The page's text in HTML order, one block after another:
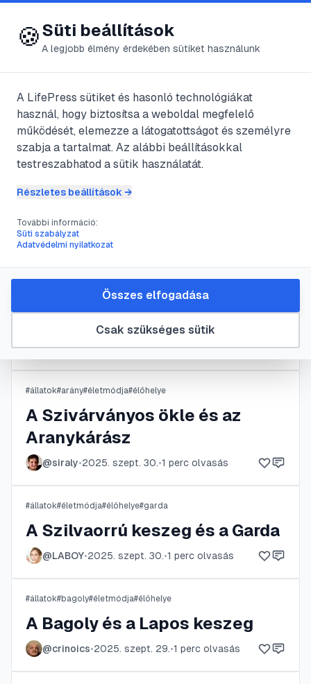
😍 LifePress
🏷️#állatok
282cikk található ezzel a címkével
Az Amur és a Fehér busa
#élőhelye# ezüst
Az Ezüstkárász és a Ponty
@Wegiita•2025. okt. 1.•1perc olvasás
#állatok#arány#életmódja#élőhelye
A Szivárványos ökle és az
Aranykárász
@siraly•2025. szept. 30.•1 perc olvasás
#állatok#életmódja#élőhelye#garda
A Szilvaorrú keszeg és a Garda
@LABOY•2025. szept. 30.•1 perc olvasás
#állatok#bagoly#életmódja#élőhelye
A Bagoly és a Lapos keszeg
@crinoics•2025. szept. 29.•1 perc olvasás
🍪Süti beállítások
A legjobb élmény érdekében sütiket használunk
A LifePress sütiket és hasonló technológiákat
használ, hogy biztosítsa a weboldal megfelelő
működését, elemezze a látogatottságot és személyre
szabja a tartalmat. Az alábbi beállításokkal
testreszabhatod a sütik használatát.
Részletes beállítások →
További információ:
Süti szabályzat
Adatvédelmi nyilatkozat
Csak szükséges sütik
Összes elfogadása